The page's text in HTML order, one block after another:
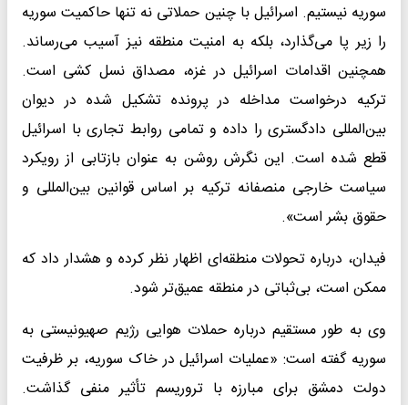
سوریه نیستیم. اسرائیل با چنین حملاتی نه تنها حاکمیت سوریه
را زیر پا می‌گذارد، بلکه به امنیت منطقه نیز آسیب می‌رساند.
همچنین اقدامات اسرائیل در غزه، مصداق نسل کشی است.
ترکیه درخواست مداخله در پرونده تشکیل شده در دیوان
بین‌المللی دادگستری را داده و تمامی روابط تجاری با اسرائیل
قطع شده است. این نگرش روشن به عنوان بازتابی از رویکرد
سیاست خارجی منصفانه ترکیه بر اساس قوانین بین‌المللی و
حقوق بشر است».
فیدان، درباره تحولات منطقه‌ای اظهار نظر کرده و هشدار داد که
ممکن است، بی‌ثباتی در منطقه عمیق‌تر شود.
وی به طور مستقیم درباره حملات هوایی رژیم صهیونیستی به
سوریه گفته است: «عملیات اسرائیل در خاک سوریه، بر ظرفیت
دولت دمشق برای مبارزه با تروریسم تأثیر منفی گذاشت.